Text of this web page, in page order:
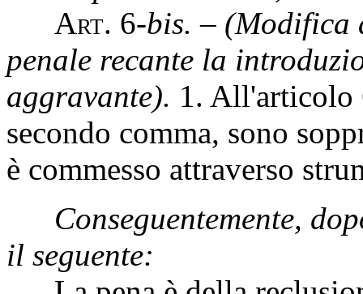
Art. 6-bis. – (Modifica
penale recante la
aggravante). 1. All'articolo
secondo comma, sono
è commesso attraverso
Conseguentemente,
il seguente: